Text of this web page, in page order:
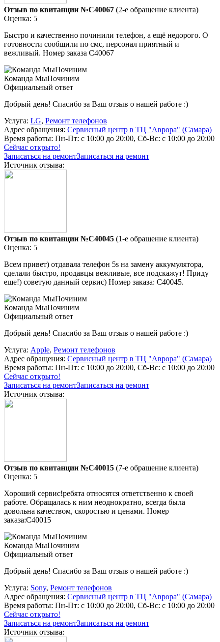
Отзыв по квитанции №C40067 (2-е обращение клиента)
Оценка: 5
Быстро и качественно починили телефон, а ещё недорого. О
готовности сообщили по смс, персонал приятный и
вежливый. Номер заказа С40067
Команда МыПочиним
Официальный ответ
Добрый день! Спасибо за Ваш отзыв о нашей работе :)
Услуга: LG, Ремонт телефонов
Адрес обращения: Сервисный центр в ТЦ "Аврора" (Самара)
Время работы: Пн-Пт: с 10:00 до 20:00, Сб-Вс: с 10:00 до 20:00
Сейчас открыто!
Записаться на ремонтЗаписаться на ремонт
Источник отзыва:
Отзыв по квитанции №C40045 (1-е обращение клиента)
Оценка: 5
Всем привет) отдавала телефон 5s на замену аккумулятора,
сделали быстро, продавцы вежливые, все подскажут! Приду
еще!) советую данный сервис) Номер заказа: C40045.
Команда МыПочиним
Официальный ответ
Добрый день! Спасибо за Ваш отзыв о нашей работе :)
Услуга: Apple, Ремонт телефонов
Адрес обращения: Сервисный центр в ТЦ "Аврора" (Самара)
Время работы: Пн-Пт: с 10:00 до 20:00, Сб-Вс: с 10:00 до 20:00
Сейчас открыто!
Записаться на ремонтЗаписаться на ремонт
Источник отзыва:
Отзыв по квитанции №C40015 (7-е обращение клиента)
Оценка: 5
Хороший сервис!ребята относятся ответственно к своей
работе. Обращалась к ним неоднократно, всегда была
довольна качеством, скоростью и ценами. Номер
заказа:C40015
Команда МыПочиним
Официальный ответ
Добрый день! Спасибо за Ваш отзыв о нашей работе :)
Услуга: Sony, Ремонт телефонов
Адрес обращения: Сервисный центр в ТЦ "Аврора" (Самара)
Время работы: Пн-Пт: с 10:00 до 20:00, Сб-Вс: с 10:00 до 20:00
Сейчас открыто!
Записаться на ремонтЗаписаться на ремонт
Источник отзыва: